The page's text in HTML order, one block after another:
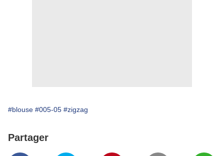
#blouse #005-05 #zigzag
Partager